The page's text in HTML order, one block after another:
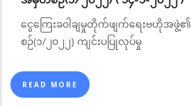
ငွေကြေးခဝါချမှုတိုက်ဖျက်ရေးဗဟိုအ
စဉ်(၁/၂၀၂၂) ကျင်းပပြုလုပ်မှု
READ MORE